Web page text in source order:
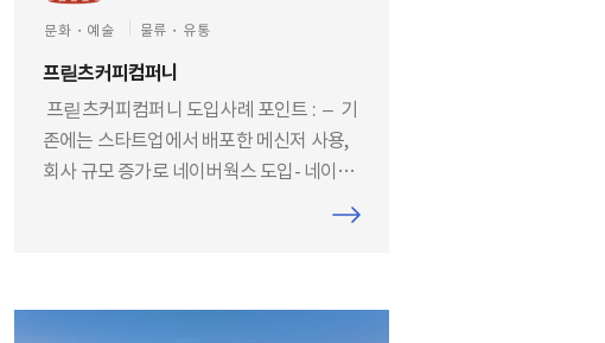
문화・예술 물류・유통
프릳츠커피컴퍼니
프릳츠커피컴퍼니 도입사례 포인트 : – 기
존에는 스타트업에서 배포한 메신저 사용,
회사 규모 증가로 네이버웍스 도입- 네이버